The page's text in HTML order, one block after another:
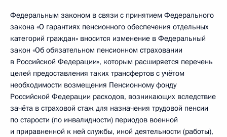
Федеральным законом в связи с принятием Федерального
закона «О гарантиях пенсионного обеспечения отдельных
категорий граждан» вносится изменение в Федеральный
закон «Об обязательном пенсионном страховании
в Российской Федерации», которым расширяется перечень
целей предоставления таких трансфертов с учётом
необходимости возмещения Пенсионному фонду
Российской Федерации расходов, возникающих вследствие
зачёта в страховой стаж для назначения трудовой пенсии
по старости (по инвалидности) периодов военной
и приравненной к ней службы, иной деятельности (работы),